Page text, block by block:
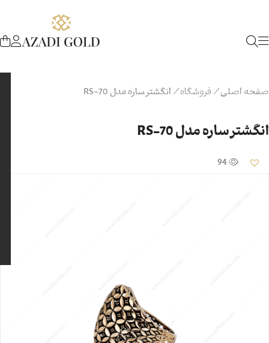
صفحه اصلی/فروشگاه/ انگشتر ساره مدل RS-70
انگشتر ساره مدل RS-70
94